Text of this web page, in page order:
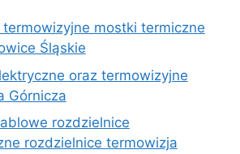
termowizyjne mostki termiczne
Śląskie
oraz termowizyjne
Górnicza
rozdzielnice
rozdzielnice termowizja